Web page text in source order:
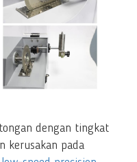
dengan tingkat
kerusakan pada